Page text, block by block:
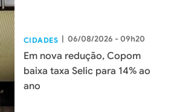
CIDADES | 06/08/2026 - 09h20
Em nova redução, Copom
baixa taxa Selic para 14% ao
ano